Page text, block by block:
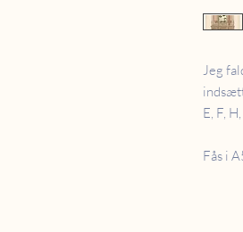
Jeg
E, F,
Fås i